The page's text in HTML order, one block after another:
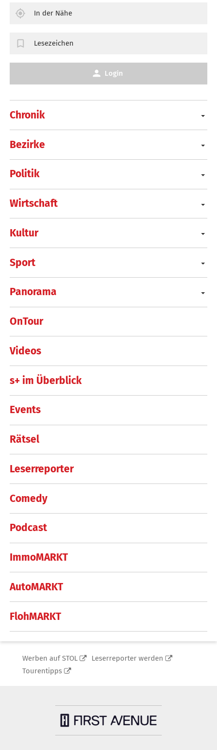
Chronik
Bezirke
Politik
Wirtschaft
Kultur
Sport
Panorama
OnTour
Videos
s+ im Überblick
Events
Rätsel
Leserreporter
Comedy
Podcast
ImmoMARKT
AutoMARKT
FlohMARKT
In der Nähe
Lesezeichen
Login
Werben auf STOL
Leserreporter werden
Tourentipps